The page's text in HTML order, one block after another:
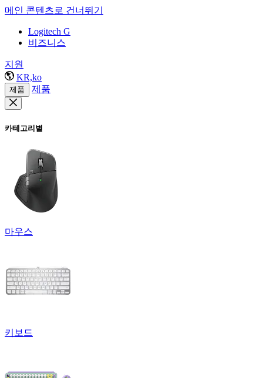
메인 콘텐츠로 건너뛰기
Logitech G
비즈니스
지원
KR,ko
제품 제품
카테고리별
마우스
키보드